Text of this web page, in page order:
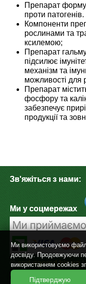
Препарат
проти патогенів.
Компоненти
рослинами та
ксилемою;
Препарат
підсилює
механізм та
можливості для
Препарат
фосфору та
забезпечує
продукції та
Зв'яжіться з нами:
Ми у соцмережах
©sad-ogorod.biz.ua |
для дому, дачі, саду
рослин. 2004 - 2026
Ми використовуємо
досвіду. Продовжуючи
використанням cookies
Підтверджую